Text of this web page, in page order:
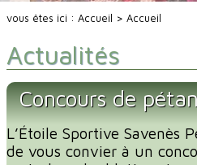
vous êtes ici : Accueil > Accueil
Actualités
Concours de
L’Étoile Sportive Savenès
de vous convier à un